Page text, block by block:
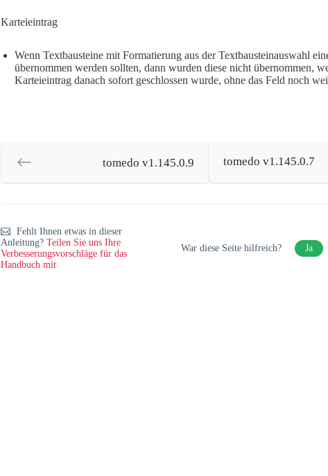
Karteieintrag
Wenn Textbausteine mit Formatierung aus der Textbausteinauswahl
übernommen werden sollten, dann wurden diese nicht übernommen,
Karteieintrag danach sofort geschlossen wurde, ohne das Feld noch
tomedo v1.145.0.9 tomedo v1.145.0.7
Fehlt Ihnen etwas in dieser
Anleitung? Teilen Sie uns Ihre
Verbesserungsvorschläge für das
Handbuch mit
War diese Seite hilfreich? Ja